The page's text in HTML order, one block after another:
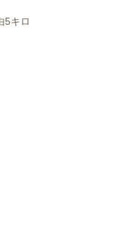
5キロ